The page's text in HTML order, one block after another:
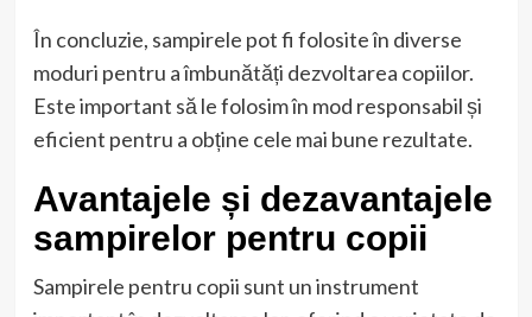
În concluzie, sampirele pot fi folosite în diverse
moduri pentru a îmbunătăți dezvoltarea copiilor.
Este important să le folosim în mod responsabil și
eficient pentru a obține cele mai bune rezultate.
Avantajele și dezavantajele
sampirelor pentru copii
Sampirele pentru copii sunt un instrument